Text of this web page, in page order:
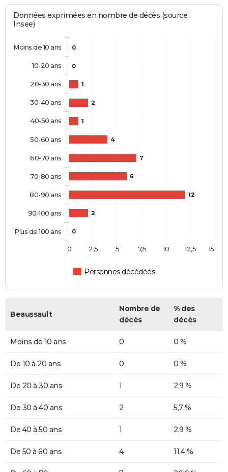
Données exprimées en nombre de décès (source :
Insee)
0
0
1
2
1
4
7
6
12
2
0
Personnes décédées
Moins de 10 ans
10-20 ans
20-30 ans
30-40 ans
40-50 ans
50-60 ans
60-70 ans
70-80 ans
80-90 ans
90-100 ans
Plus de 100 ans
0 2,5 5 7,5 10 12,5 15
Beaussault
Nombre de
décès
% des
décès
Moins de 10 ans 0 0 %
De 10 à 20 ans 0 0 %
De 20 à 30 ans 1 2,9 %
De 30 à 40 ans 2 5,7 %
De 40 à 50 ans 1 2,9 %
De 50 à 60 ans 4 11,4 %